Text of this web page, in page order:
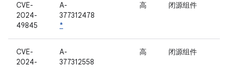
CVE-
2024-
49845
A-
377312478
*
高 闭源组件
CVE-
2024-
A-
377312558
高 闭源组件